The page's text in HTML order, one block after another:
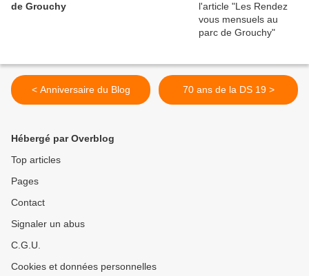
de Grouchy
< Anniversaire du Blog 70 ans de la DS 19 >
Hébergé par Overblog
Top articles
Pages
Contact
Signaler un abus
C.G.U.
Cookies et données personnelles